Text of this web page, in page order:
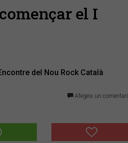
el I
del Nou Rock Català
Afegeix un comentari